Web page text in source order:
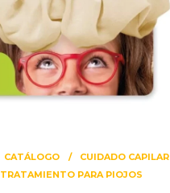
CATÁLOGO
CUIDADO CAPILAR
TRATAMIENTO PARA PIOJOS